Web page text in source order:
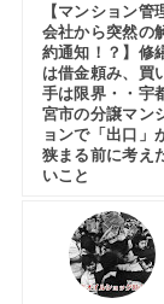
【マンション管
会社から突然の
約通知！？】修
は借金頼み、買
手は限界・・宇
宮市の分譲マン
ョンで「出口」
狭まる前に考え
いこと